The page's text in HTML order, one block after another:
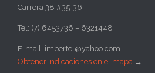
Carrera 38 #35-36
Tel: (7) 6453736 – 6321448
E-mail: impertel@yahoo.com
Obtener indicaciones en el mapa →